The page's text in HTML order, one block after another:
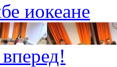
иокеане